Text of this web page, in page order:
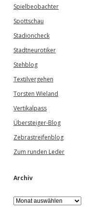
Spielbeobachter
Spottschau
Stadioncheck
Stadtneurotiker
Stehblog
Textilvergehen
Torsten Wieland
Vertikalpass
Übersteiger-Blog
Zebrastreifenblog
Zum runden Leder
Archiv
A
r